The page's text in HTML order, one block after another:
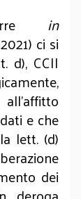
in
ci si
d), CCII
e che
lett. (d)
dei